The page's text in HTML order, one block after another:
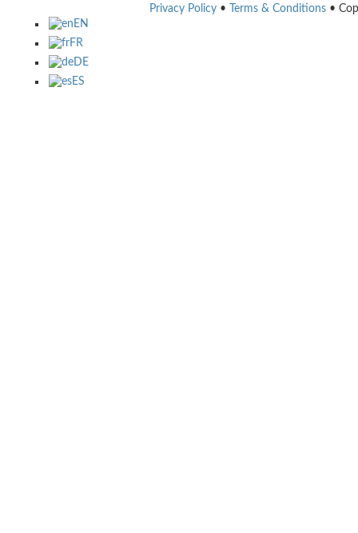
Privacy Policy • Terms & Conditions •
EN
FR
DE
ES